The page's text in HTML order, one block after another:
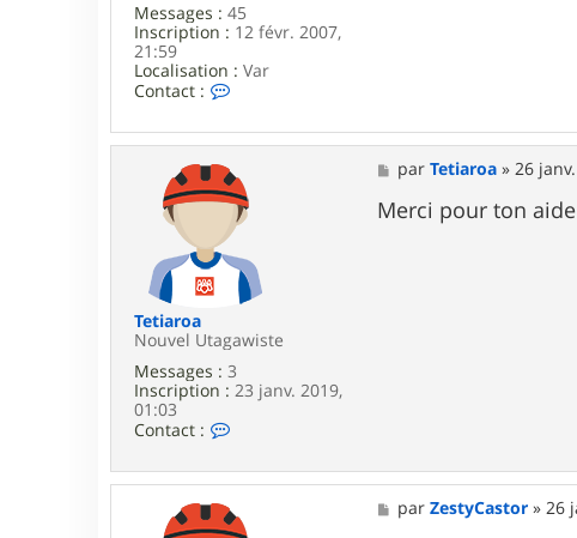
Messages : 45
Inscription : 12 févr. 2007,
21:59
Localisation : Var
Contact :
n
t
c
t
e
M
r
k
Tetiaroa
Nouvel Utagawiste
Messages : 3
Inscription : 23 janv. 2019,
01:03
Contact :
t
c
M
e
s
s
parTetiaroa »26
Merci pour ton
M
e
parZestyCastor »26